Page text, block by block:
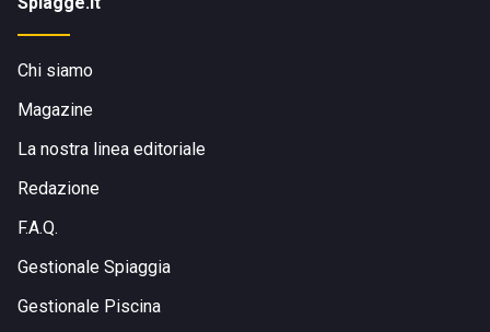
Chi siamo
Magazine
La nostra linea editoriale
Redazione
F.A.Q.
Gestionale Spiaggia
Gestionale Piscina